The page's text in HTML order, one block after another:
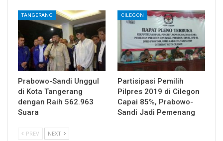
TANGERANG
Prabowo-Sandi Unggul
di Kota Tangerang
dengan Raih 562.963
Suara
CILEGON
Partisipasi Pemilih
Pilpres 2019 di Cilegon
Capai 85%, Prabowo-
Sandi Jadi Pemenang
PREV NEXT